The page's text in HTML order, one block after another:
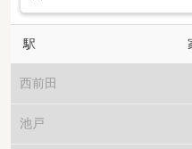
駅
西前田
池戸